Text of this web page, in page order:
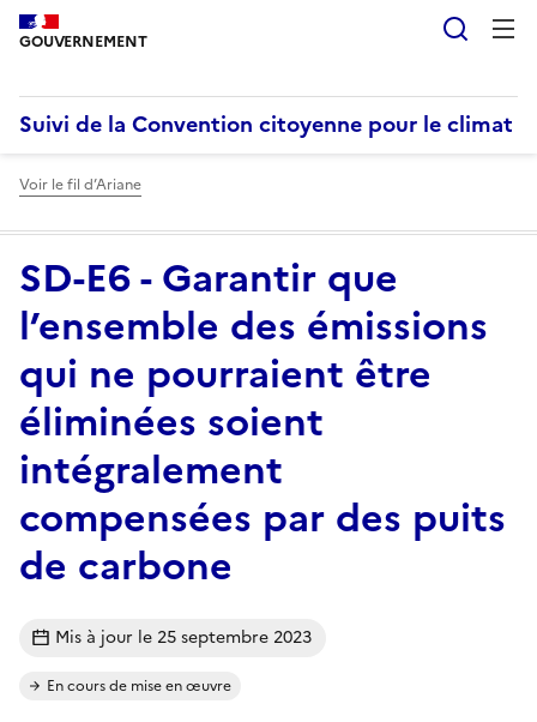
GOUVERNEMENT
Suivi de la Convention citoyenne pour le climat
Voir le fil d’Ariane
SD-E6 - Garantir que
l’ensemble des émissions
qui ne pourraient être
éliminées soient
intégralement
compensées par des puits
de carbone
Mis à jour le 25 septembre 2023
En cours de mise en œuvre